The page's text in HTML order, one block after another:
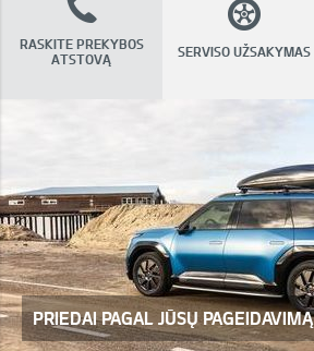
PRIEDAI PAGAL JŪSŲ PAGEIDAVIMĄ
RASKITE PREKYBOS
ATSTOVĄ
SERVISO UŽSAKYMAS